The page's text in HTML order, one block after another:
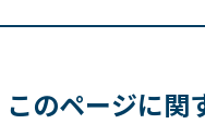
このページに関